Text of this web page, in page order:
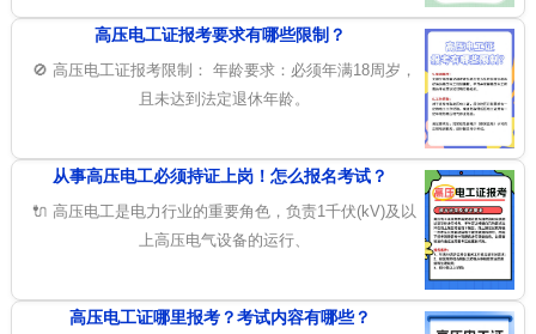
高压电工证报考要求有哪些限制？
🚫 高压电工证报考限制： 年龄要求：必须年满18周岁，
且未达到法定退休年龄。
从事高压电工必须持证上岗！怎么报名考试？
🔌 高压电工是电力行业的重要角色，负责1千伏(kV)及以
上高压电气设备的运行、
高压电工证哪里报考？考试内容有哪些？